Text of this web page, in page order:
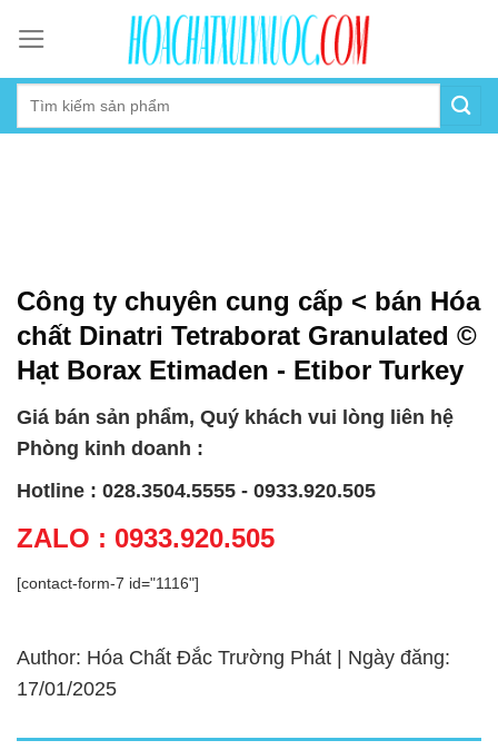
content
Công ty chuyên cung cấp < bán Hóa
chất Dinatri Tetraborat Granulated ©
Hạt Borax Etimaden - Etibor Turkey
Giá bán sản phẩm, Quý khách vui lòng liên hệ
Phòng kinh doanh :
Hotline : 028.3504.5555 - 0933.920.505
ZALO : 0933.920.505
[contact-form-7 id="1116"]
Author: Hóa Chất Đắc Trường Phát | Ngày đăng:
17/01/2025